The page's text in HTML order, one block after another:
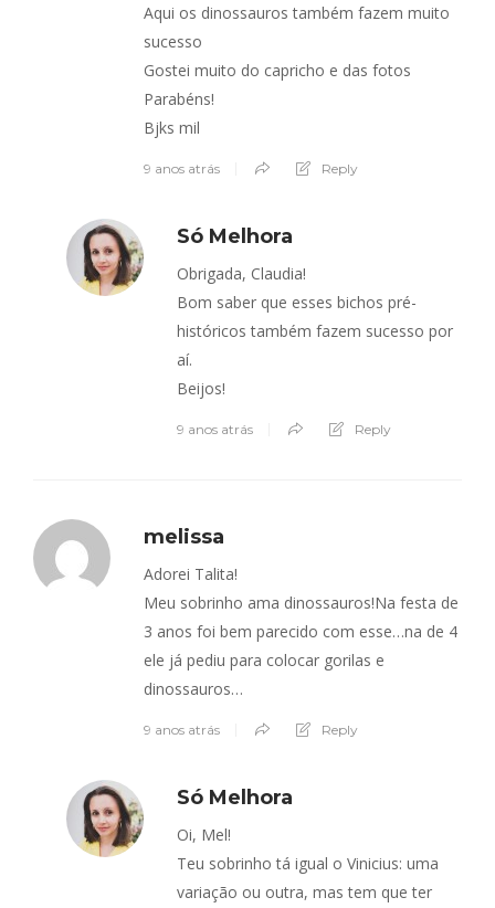
Aqui os dinossauros também fazem muito
sucesso
Gostei muito do capricho e das fotos
Parabéns!
Bjks mil
9 anos atrás Reply
Só Melhora
Obrigada, Claudia!
Bom saber que esses bichos pré-
históricos também fazem sucesso por
aí.
Beijos!
9 anos atrás Reply
melissa
Adorei Talita!
Meu sobrinho ama dinossauros!Na festa de
3 anos foi bem parecido com esse…na de 4
ele já pediu para colocar gorilas e
dinossauros…
9 anos atrás Reply
Só Melhora
Oi, Mel!
Teu sobrinho tá igual o Vinicius: uma
variação ou outra, mas tem que ter